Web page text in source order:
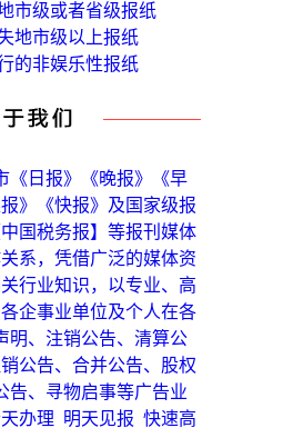
市级或者省级报纸
地市级以上报纸
的非娱乐性报纸
《日报》《晚报》《早
》《快报》及国家级报
国税务报】等报刊媒体
系，凭借广泛的媒体资
行业知识，以专业、高
企事业单位及个人在各
明、注销公告、清算公
公告、合并公告、股权
告、寻物启事等广告业
办理 明天见报 快速高